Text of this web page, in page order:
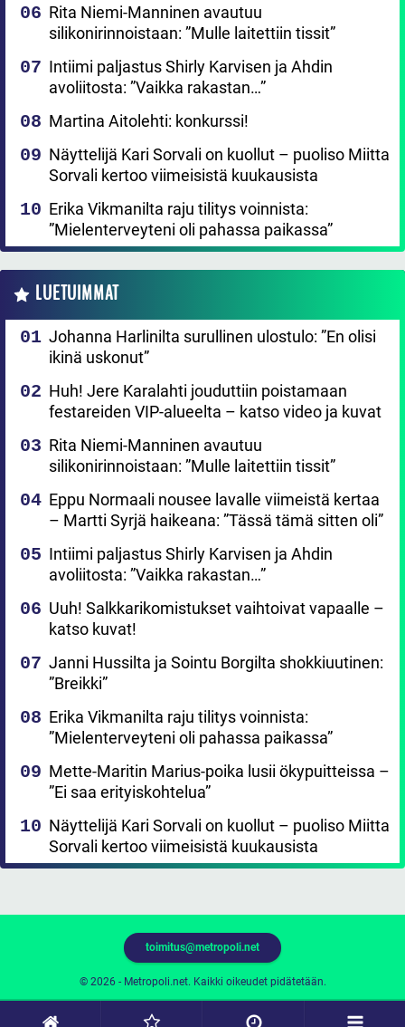
Rita Niemi-Manninen avautuu
silikonirinnoistaan: ”Mulle laitettiin tissit”
Intiimi paljastus Shirly Karvisen ja Ahdin
avoliitosta: ”Vaikka rakastan…”
Martina Aitolehti: konkurssi!
Näyttelijä Kari Sorvali on kuollut – puoliso Miitta
Sorvali kertoo viimeisistä kuukausista
Erika Vikmanilta raju tilitys voinnista:
”Mielenterveyteni oli pahassa paikassa”
LUETUIMMAT
Johanna Harlinilta surullinen ulostulo: ”En olisi
ikinä uskonut”
Huh! Jere Karalahti jouduttiin poistamaan
festareiden VIP-alueelta – katso video ja kuvat
Rita Niemi-Manninen avautuu
silikonirinnoistaan: ”Mulle laitettiin tissit”
Eppu Normaali nousee lavalle viimeistä kertaa
– Martti Syrjä haikeana: ”Tässä tämä sitten oli”
Intiimi paljastus Shirly Karvisen ja Ahdin
avoliitosta: ”Vaikka rakastan…”
Uuh! Salkkarikomistukset vaihtoivat vapaalle –
katso kuvat!
Janni Hussilta ja Sointu Borgilta shokkiuutinen:
”Breikki”
Erika Vikmanilta raju tilitys voinnista:
”Mielenterveyteni oli pahassa paikassa”
Mette-Maritin Marius-poika lusii ökypuitteissa –
”Ei saa erityiskohtelua”
Näyttelijä Kari Sorvali on kuollut – puoliso Miitta
Sorvali kertoo viimeisistä kuukausista
© 2026 - Metropoli.net. Kaikki oikeudet pidätetään.
toimitus@metropoli.net